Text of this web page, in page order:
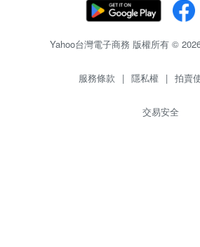
Yahoo台灣電子商務 版權所有 ©
服務條款 | 隱私權 | 拍賣
交易安全